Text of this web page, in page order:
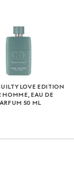
LOVE EDITION
HOMME, EAU DE
50 ML